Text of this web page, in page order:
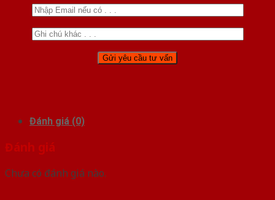
Đánh giá (0)
Đánh giá
Chưa có đánh giá nào.